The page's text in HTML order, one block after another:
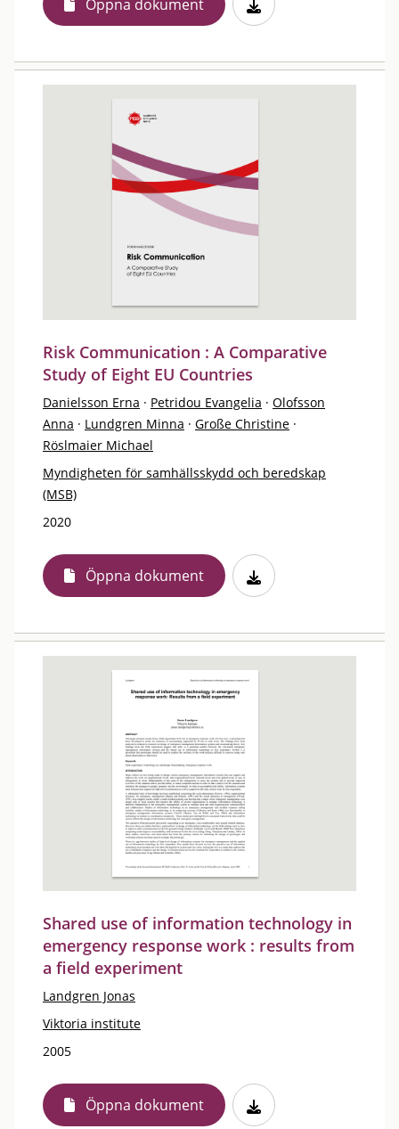
Öppna dokument
Risk Communication : A Comparative
Study of Eight EU Countries
Danielsson Erna · Petridou Evangelia · Olofsson
Anna · Lundgren Minna · Große Christine ·
Röslmaier Michael
Myndigheten för samhällsskydd och beredskap
(MSB)
2020
Öppna dokument
Shared use of information technology in
emergency response work : results from
a field experiment
Landgren Jonas
Viktoria institute
2005
Öppna dokument